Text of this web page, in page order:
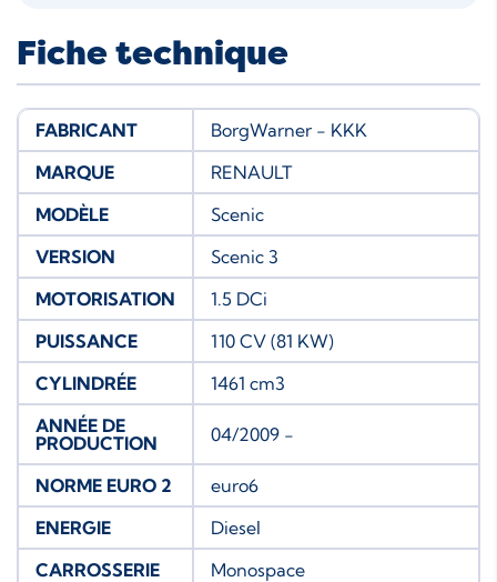
Fiche technique
FABRICANT
BorgWarner - KKK
MARQUE
RENAULT
MODÈLE
Scenic
VERSION
Scenic 3
MOTORISATION
1.5 DCi
PUISSANCE
110 CV (81 KW)
CYLINDRÉE
1461 cm3
ANNÉE DE
PRODUCTION
04/2009 -
NORME EURO 2
euro6
ENERGIE
Diesel
CARROSSERIE
Monospace